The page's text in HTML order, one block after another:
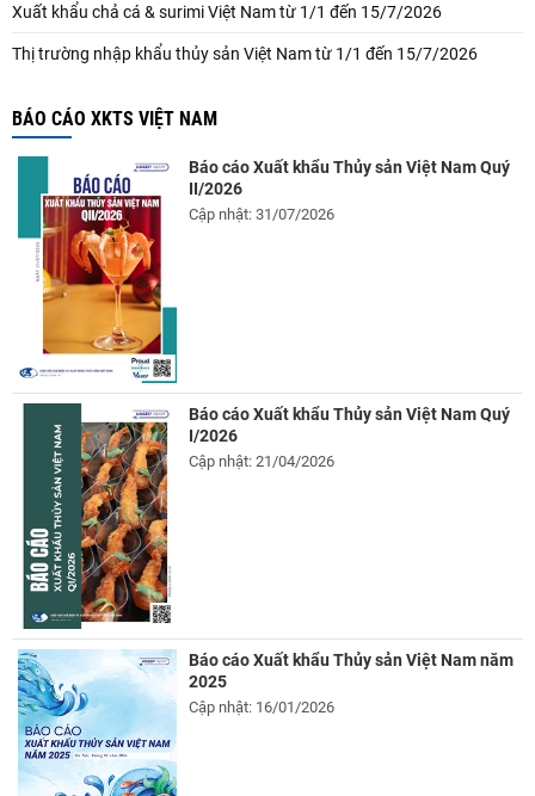
Xuất khẩu chả cá & surimi Việt Nam từ 1/1 đến 15/7/2026
Thị trường nhập khẩu thủy sản Việt Nam từ 1/1 đến 15/7/2026
BÁO CÁO XKTS VIỆT NAM
Báo cáo Xuất khẩu Thủy sản Việt Nam Quý
II/2026
Cập nhật: 31/07/2026
Báo cáo Xuất khẩu Thủy sản Việt Nam Quý
I/2026
Cập nhật: 21/04/2026
Báo cáo Xuất khẩu Thủy sản Việt Nam năm
2025
Cập nhật: 16/01/2026